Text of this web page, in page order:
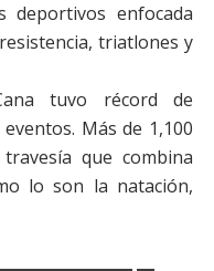
deportivos enfocada
triatlones y
tuvo récord de
Más de 1,100
que combina
lo son la natación,